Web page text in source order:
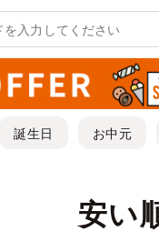
誕生日 お中元
安い